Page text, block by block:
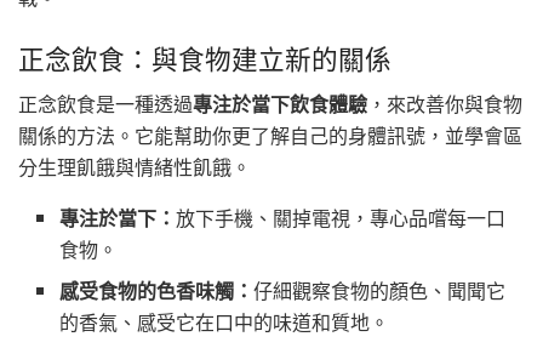
正念飲食：與食物建立新的關係
正念飲食是一種透過專注於當下飲食體驗 ，來改善你與食物
關係的方法。它能幫助你更了解自己的身體訊號，並學會區
分生理飢餓與情緒性飢餓。
專注於當下：放下手機、關掉電視，專心品嚐每一口
食物。
感受食物的色香味觸：仔細觀察食物的顏色、聞聞它
的香氣、感受它在口中的味道和質地。